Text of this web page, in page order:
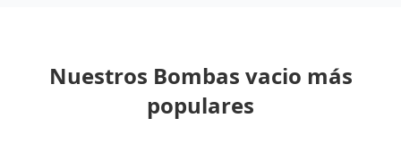
Nuestros Bombas vacio más
populares